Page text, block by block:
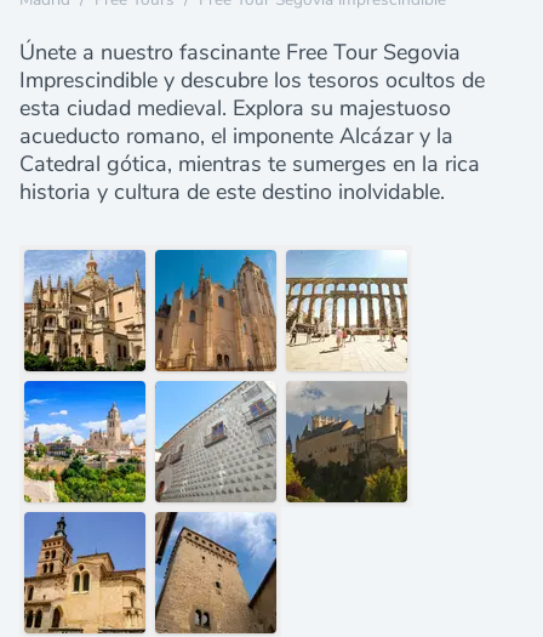
Únete a nuestro fascinante Free Tour Segovia
Imprescindible y descubre los tesoros ocultos de
esta ciudad medieval. Explora su majestuoso
acueducto romano, el imponente Alcázar y la
Catedral gótica, mientras te sumerges en la rica
historia y cultura de este destino inolvidable.